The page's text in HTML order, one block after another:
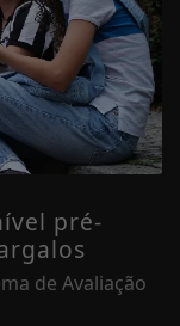
pré-
de Avaliação